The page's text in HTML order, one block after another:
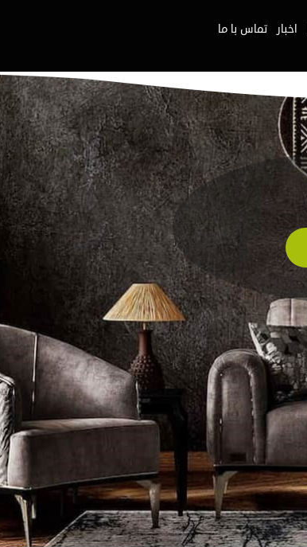
اخبار تماس با ما